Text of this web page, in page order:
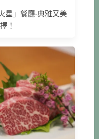
星」餐廳-典雅又美
！